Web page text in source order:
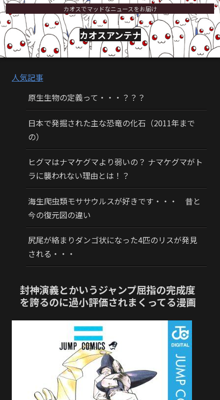
カオスでマッドなニュースをお届け
カオスアンテナ
人気記事
原生生物の定義って・・・？？？
日本で発掘された主な恐竜の化石（2011年まで
の）
ヒグマはナマケグマより弱いの？ ナマケグマがト
ラに襲われない理由とは！？
海生爬虫類モササウルスが好きです・・・ 昔と
今の復元図の違い
尻尾が絡まりダンゴ状になった4匹のリスが発見
される・・・
封神演義とかいうジャンプ屈指の完成度
を誇るのに過小評価されまくってる漫画